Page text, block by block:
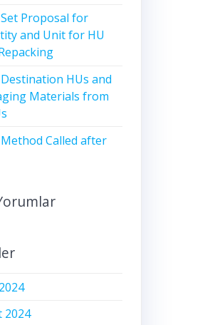
Set Proposal for
and Unit for HU
Destination HUs and
Materials from
Method Called after
2024